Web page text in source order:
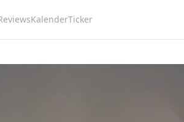
KalenderTicker